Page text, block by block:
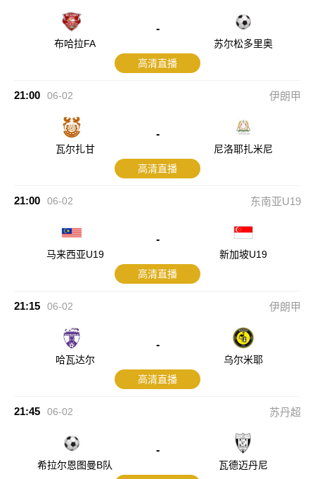
布哈拉FA
-
苏尔松多里奥
高清直播
21:00 06-02 伊朗甲
瓦尔扎甘
-
尼洛耶扎米尼
高清直播
21:00 06-02 东南亚U19
马来西亚U19
-
新加坡U19
高清直播
21:15 06-02 伊朗甲
哈瓦达尔
-
乌尔米耶
高清直播
21:45 06-02 苏丹超
希拉尔恩图曼B队
-
瓦德迈丹尼